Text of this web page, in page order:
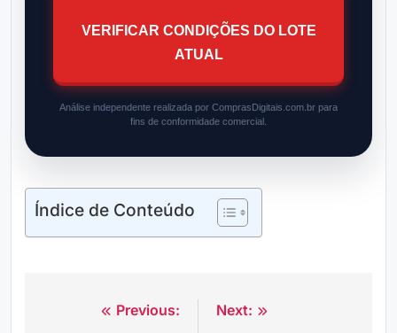
VERIFICAR CONDIÇÕES DO LOTE
ATUAL
Análise independente realizada por ComprasDigitais.com.br para
fins de conformidade comercial.
Índice de Conteúdo
NavegaçãoPrevious:
Next: